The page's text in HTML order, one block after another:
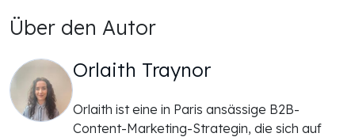
Über den Autor
Orlaith Traynor
Orlaith ist eine in Paris ansässige B2B-
Content-Marketing-Strategin, die sich auf